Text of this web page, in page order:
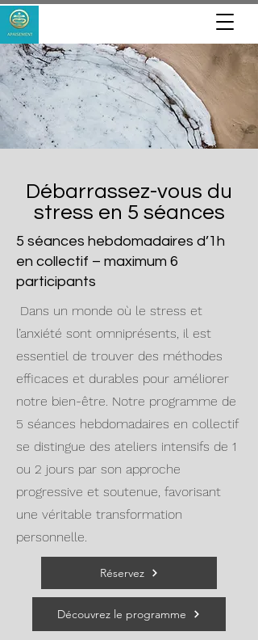
Débarrassez-vous du
stress en 5 séances
5 séances hebdomadaires d’1h
en collectif – maximum 6
participants
Dans un monde où le stress et
l’anxiété sont omniprésents, il est
essentiel de trouver des méthodes
efficaces et durables pour améliorer
notre bien-être. Notre programme de
5 séances hebdomadaires en collectif
se distingue des ateliers intensifs de 1
ou 2 jours par son approche
progressive et soutenue, favorisant
une véritable transformation
personnelle.
Réservez
Découvrez le programme